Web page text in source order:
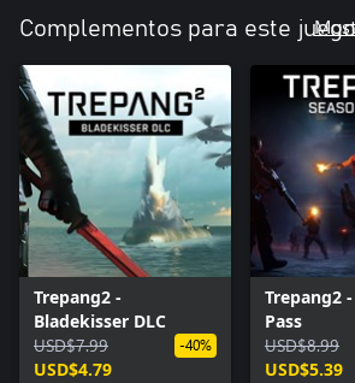
Complementos para este juego
Trepang2 -
Bladekisser DLC
USD$7.99
USD$4.79
-40%
Trepang2
Pass
USD$8.99
USD$5.39